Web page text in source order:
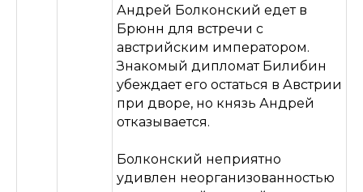
Андрей Болконский едет в
Брюнн для встречи с
австрийским императором.
Знакомый дипломат Билибин
убеждает его остаться в Австрии
при дворе, но князь Андрей
отказывается.
Болконский неприятно
удивлен неорганизованностью